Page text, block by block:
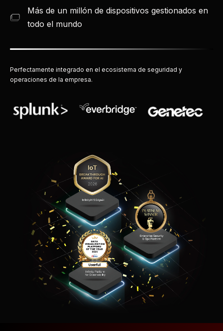
Más de un millón de dispositivos gestionados en
todo el mundo
Perfectamente integrado en el ecosistema de seguridad y
operaciones de la empresa.